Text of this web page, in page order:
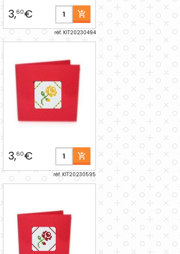
3,60€
réf. KIT20230494
3,60€
réf. KIT20230595